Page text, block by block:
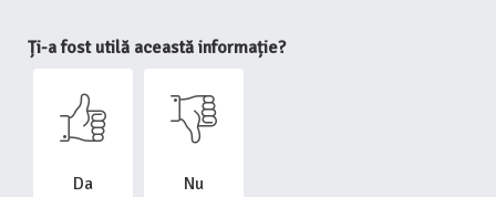
Ți-a fost utilă această informație?
Da Nu